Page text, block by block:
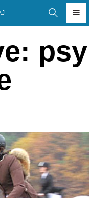
psy